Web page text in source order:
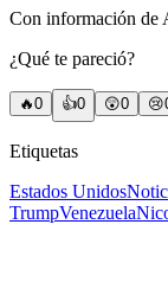
Con información de
¿Qué te pareció?
🔥0 👍0 😲0 😢
Etiquetas
Estados Unidos
TrumpVenezuela